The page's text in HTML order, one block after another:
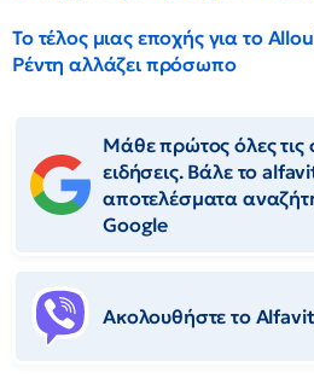
Το τέλος μιας εποχής για το
Ρέντη αλλάζει πρόσωπο
Μάθε πρώτος όλες τις
ειδήσεις. Βάλε το
αποτελέσματα
Google
Ακολουθήστε το